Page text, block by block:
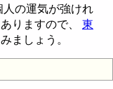
りますので、 東
ましょう。